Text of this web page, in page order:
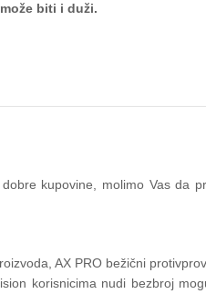
biti i duži.
kupovine, molimo Vas da
AX PRO bežični
korisnicima nudi bezbroj